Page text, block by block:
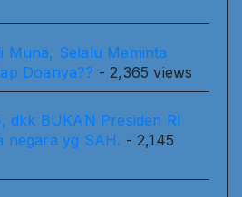
Muna, Selalu Meminta
Doanya?? - 2,365 views
dkk BUKAN Presiden RI
negara yg SAH. - 2,145